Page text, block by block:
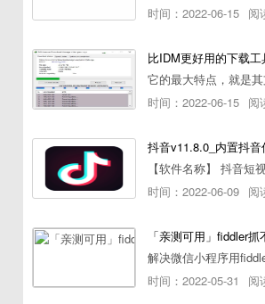
时间：2022-06-15 阅
时间：2022-06-15 阅
时间：2022-06-09 阅
解决微信小程序用
时间：2022-05-31
阅